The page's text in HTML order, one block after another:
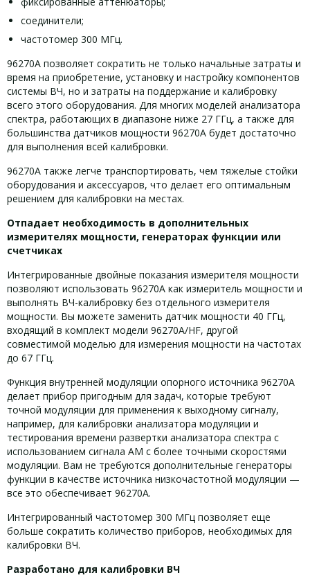
соединители;
частотомер 300 МГц.
96270A позволяет сократить не только начальные затраты и
время на приобретение, установку и настройку компонентов
системы ВЧ, но и затраты на поддержание и калибровку
всего этого оборудования. Для многих моделей анализатора
спектра, работающих в диапазоне ниже 27 ГГц, а также для
большинства датчиков мощности 96270A будет достаточно
для выполнения всей калибровки.
96270A также легче транспортировать, чем тяжелые стойки
оборудования и аксессуаров, что делает его оптимальным
решением для калибровки на местах.
Отпадает необходимость в дополнительных
измерителях мощности, генераторах функции или
счетчиках
Интегрированные двойные показания измерителя мощности
позволяют использовать 96270A как измеритель мощности и
выполнять ВЧ-калибровку без отдельного измерителя
мощности. Вы можете заменить датчик мощности 40 ГГц,
входящий в комплект модели 96270A/HF, другой
совместимой моделью для измерения мощности на частотах
до 67 ГГц.
Функция внутренней модуляции опорного источника 96270A
делает прибор пригодным для задач, которые требуют
точной модуляции для применения к выходному сигналу,
например, для калибровки анализатора модуляции и
тестирования времени развертки анализатора спектра с
использованием сигнала АМ с более точными скоростями
модуляции. Вам не требуются дополнительные генераторы
функции в качестве источника низкочастотной модуляции —
все это обеспечивает 96270A.
Интегрированный частотомер 300 МГц позволяет еще
больше сократить количество приборов, необходимых для
калибровки ВЧ.
Разработано для калибровки ВЧ